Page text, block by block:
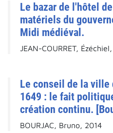
Le bazar de l'hôtel
matériels du
Midi médiéval.
JEAN-COURRET,
Le conseil de la ville
1649 : le fait
création continu.
BOURJAC, Bruno, 2014